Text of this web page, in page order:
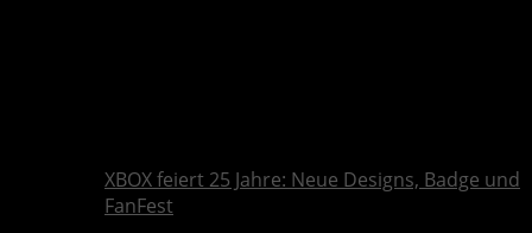
XBOX feiert 25 Jahre: Neue Designs, Badge und
FanFest